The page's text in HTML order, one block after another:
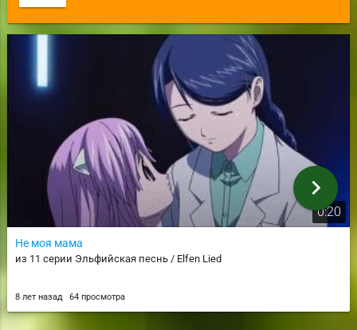
0:20
Не моя мама
из 11 серии Эльфийская песнь / Elfen Lied
8 лет назад 64 просмотра
chevron_right